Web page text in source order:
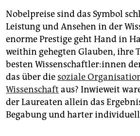
Nobelpreise sind das Symbol
Leistung und Ansehen in der
enorme Prestige geht Hand in
weithin gehegten Glauben, ihre
besten Wis­sen­schaft­le­r:in­nen
das über die soziale
Wissenschaft aus? Inwieweit
der Laureaten allein das
Begabung und harter